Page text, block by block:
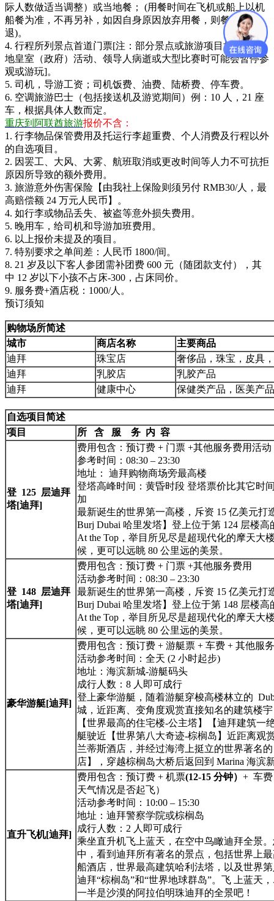
际人数做适当调整）或当地餐； (用餐时间在飞机或船上以机
船餐为准，不再另补，如因自身原因放弃用餐，则餐费不
退)。
4. 行程所列景点首道门票[注：部分景点或旅游项目如恰逢当
地皇室（政府）活动、领导人病逝或大型比赛时可能会暂停参
观或游玩]。
5. 司机，导游工资；司机饭费、油费、陆桥费、停车费。
6. 空调旅游巴士（包括接送机及游览期间）例：10 人，21 座
车，根据具体人数而定。
重庆到阿联酋旅游报价不含：
1. 行李物品保管费用及托运行李超重费、个人消费及行程以外
的自选项目。
2. 因罢工、大风、大雾、航班取消或更改时间等人力不可抗拒
原因所导致的额外费用。
3. 旅游意外伤害保险【由我社上保险则须另付 RMB30/人，最
高赔偿额 24 万元人民币】。
4. 如行李或物品丢失、被盗等意外损失费用。
5. 晚用车，给司机和导游加班费用。
6. 以上报价未提及的项目。
7. 特别要求之单间差：人民币 1800/间。
8. 21 岁及以下客人参团需补团费 600 元（随团款支付），其
中 12 岁以下小孩不占床-300，占床同价。
9. 服务费+酒店税：1000/人。
预订须知
购物场所简述
城市
商店名称
主要商品
迪拜
珠宝店
奢侈品，珠宝，皮具
迪拜
乳胶店
乳胶产品
迪拜
健康中心 保健类产品，医美产
自选项目简述
项目
所 含 服 务 内 容
登 125 层迪拜
塔[迪拜]
费用包含：预订费 + 门票 +其他服务费用活动
参考时间：08:30 – 23:30
地址： 迪拜购物商场旁最高楼
登塔高峰时间：黄昏时段 登塔票价比其它时
加
最新诞生的世界第一高楼，斥资 15 亿美元打
Burj Dubai 哈里发塔】登上位于第 124 层楼高
At the Top，举目所见尽是超现代化的摩天大
候，更可以远眺 80 公里远的美景。
登 148 层迪拜
塔[迪拜]
费用包含：预订费 + 门票 +其他服务费用
活动参考时间：08:30 – 23:30
最新诞生的世界第一高楼，斥资 15 亿美元打
Burj Dubai 哈里发塔】登上位于第 148 层楼高
At the Top，举目所见尽是超现代化的摩天大
候，更可以远眺 80 公里远的美景。
豪华游艇[迪拜]
费用包含：预订费 + 游艇票 + 车费 + 其他服
活动参考时间：全天 (2 小时起步)
地址：海滨新城-游艇码头
成行人数：8 人即可成行
登上豪华游艇，随着游艇穿梭高楼林立的
城，近距离、变角度观赏直接知名的建筑楼
【世界最高的住宅楼-公主塔】【迪拜建筑一
艇驶近【世界第八大奇迹-棕榈岛】近距离观
兰蒂斯酒店，并经过海湾上挺立的世界著名
店】，穿越棕榈岛大桥后返回到 Marina 海滨
直升飞机[迪拜]
费用包含：预订费 + 机票(12-15 分钟） + 车费
天气情况是否起飞）
活动参考时间：10:00 – 15:30
地址：迪拜警察学院或棕榈岛
成行人数：2 人即可成行
乘坐直升机飞上蓝天，在空中鸟瞰迪拜全景
中，看到迪拜所有著名的景点，包括世界上
船酒店，世界最高建筑哈利法塔，以及世界
迪拜“棕榈岛”和“世界地球群岛”。飞 上蓝天
一半是沙漠的阿拉伯明珠迪拜的全景吧！